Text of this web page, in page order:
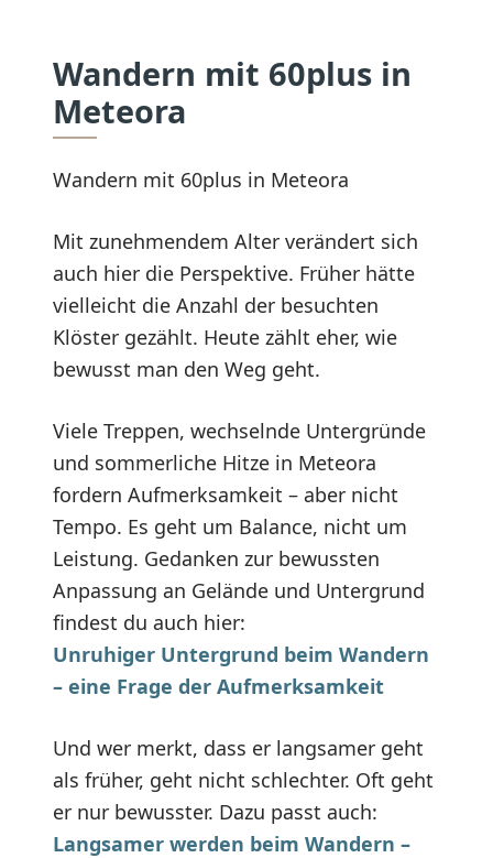
Wandern mit 60plus in
Meteora
Wandern mit 60plus in Meteora
Mit zunehmendem Alter verändert sich
auch hier die Perspektive. Früher hätte
vielleicht die Anzahl der besuchten
Klöster gezählt. Heute zählt eher, wie
bewusst man den Weg geht.
Viele Treppen, wechselnde Untergründe
und sommerliche Hitze in Meteora
fordern Aufmerksamkeit – aber nicht
Tempo. Es geht um Balance, nicht um
Leistung. Gedanken zur bewussten
Anpassung an Gelände und Untergrund
findest du auch hier:
Unruhiger Untergrund beim Wandern
– eine Frage der Aufmerksamkeit
Und wer merkt, dass er langsamer geht
als früher, geht nicht schlechter. Oft geht
er nur bewusster. Dazu passt auch:
Langsamer werden beim Wandern –